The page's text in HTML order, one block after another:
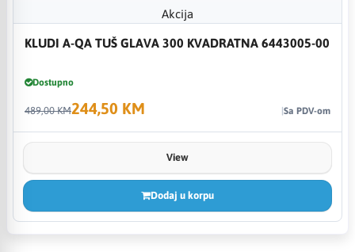
Akcija
KLUDI A-QA TUŠ GLAVA 300 KVADRATNA 6443005-00
Dostupno
489,00 KM244,50 KM Sa PDV-om
View
Dodaj u korpu